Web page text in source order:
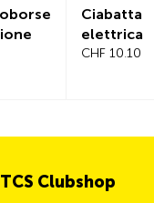
Ciabatta
elettrica
CHF 10.10
Clubshop